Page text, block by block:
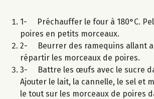
1- Préchauffer le four à 180°C.
poires en petits morceaux.
2- Beurrer des ramequins allant
répartir les morceaux de poires.
3- Battre les œufs avec le sucre
Ajouter le lait, la cannelle, le sel et
le tout sur les morceaux de poires